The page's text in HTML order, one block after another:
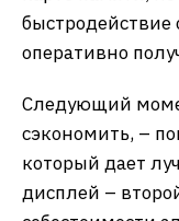
быстродействие
оперативно
Следующий
сэкономить, –
который дает
дисплей –